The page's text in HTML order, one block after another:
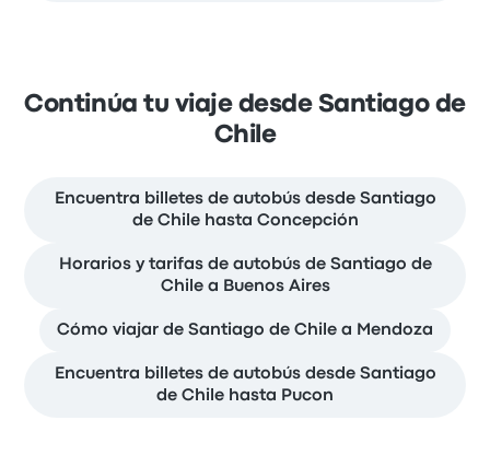
Continúa tu viaje desde Santiago de
Chile
Encuentra billetes de autobús desde Santiago
de Chile hasta Concepción
Horarios y tarifas de autobús de Santiago de
Chile a Buenos Aires
Cómo viajar de Santiago de Chile a Mendoza
Encuentra billetes de autobús desde Santiago
de Chile hasta Pucon